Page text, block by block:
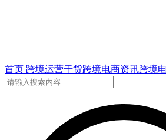
首页 跨境运营干货跨境电商资讯跨境